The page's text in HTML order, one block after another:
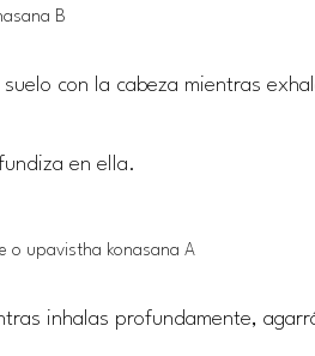
B
con la cabeza mientras
en ella.
o upavistha konasana A
inhalas profundamente,